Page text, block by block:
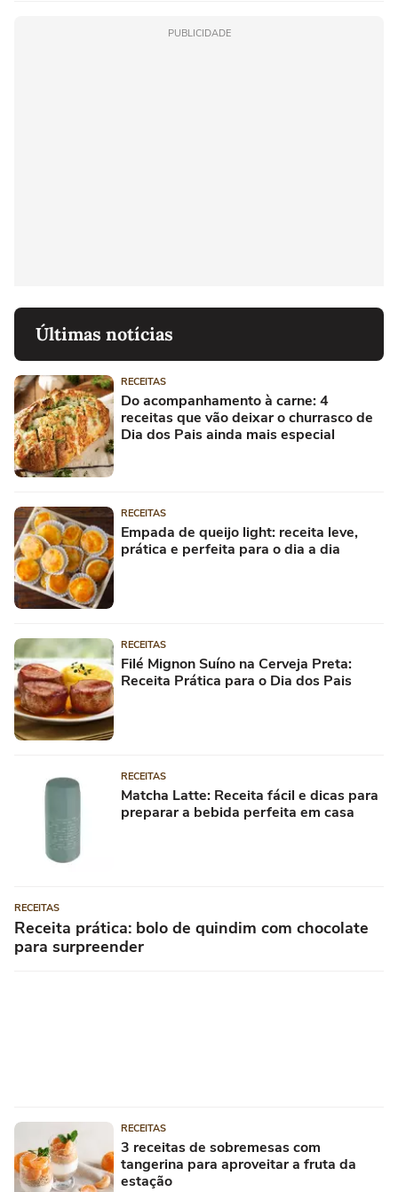
PUBLICIDADE
Últimas notícias
RECEITAS
Do acompanhamento à carne: 4
receitas que vão deixar o churrasco de
Dia dos Pais ainda mais especial
RECEITAS
Empada de queijo light: receita leve,
prática e perfeita para o dia a dia
RECEITAS
Filé Mignon Suíno na Cerveja Preta:
Receita Prática para o Dia dos Pais
RECEITAS
Matcha Latte: Receita fácil e dicas para
preparar a bebida perfeita em casa
RECEITAS
Receita prática: bolo de quindim com chocolate
para surpreender
RECEITAS
3 receitas de sobremesas com
tangerina para aproveitar a fruta da
estação